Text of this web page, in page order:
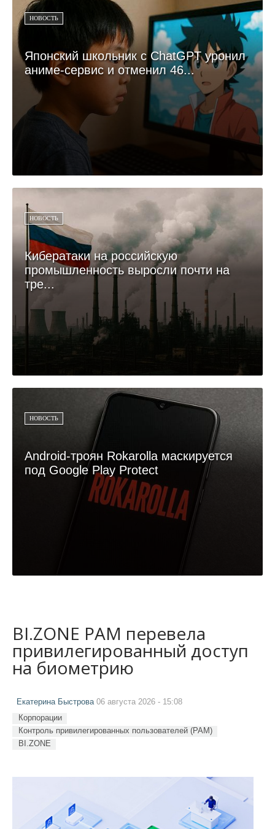
НОВОСТЬ
Японский школьник с ChatGPT уронил
аниме-сервис и отменил 46...
НОВОСТЬ
Кибератаки на российскую
промышленность выросли почти на
тре...
НОВОСТЬ
Android-троян Rokarolla маскируется
под Google Play Protect
BI.ZONE PAM перевела
привилегированный доступ
на биометрию
Екатерина Быстрова06 августа 2026 - 15:08
Корпорации
Контроль привилегированных пользователей (PAM)
BI.ZONE